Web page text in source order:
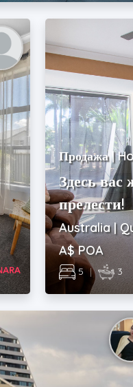
Продажа |
Здесь
прелести!
Australia |
A$ POA
5 | 3